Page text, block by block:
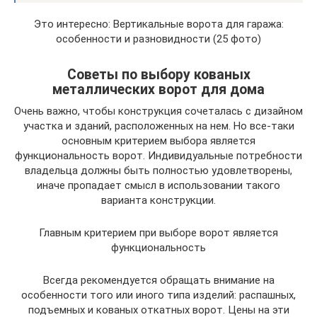
Это интересно: Вертикальные ворота для гаража:
особенности и разновидности (25 фото)
Советы по выбору кованых
металлических ворот для дома
Очень важно, чтобы конструкция сочеталась с дизайном
участка и зданий, расположенных на нем. Но все-таки
основным критерием выбора является
функциональность ворот. Индивидуальные потребности
владельца должны быть полностью удовлетворены,
иначе пропадает смысл в использовании такого
варианта конструкции.
Главным критерием при выборе ворот является
функциональность
Всегда рекомендуется обращать внимание на
особенности того или иного типа изделий: распашных,
подъемных и кованых откатных ворот. Цены на эти